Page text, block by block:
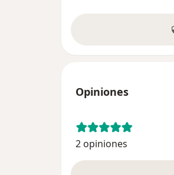
Opiniones
2 opiniones